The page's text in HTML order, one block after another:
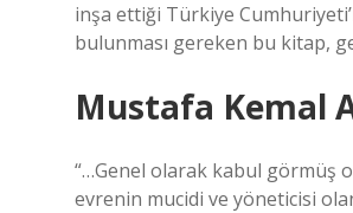
inşa ettiği Türkiye
bulunması gereken bu kitap,
Mustafa Kemal
“…Genel olarak kabul görmüş
evrenin mucidi ve yöneticisi